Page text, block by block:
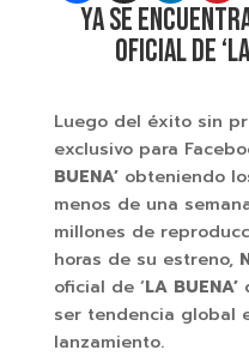
YA SE
OFICIAL DE
Luego del éxito sin
exclusivo para
BUENA’obteniendo
menos de una
millones de
horas de su estreno,
oficial de ‘LA BUENA’
ser tendencia global
lanzamiento.